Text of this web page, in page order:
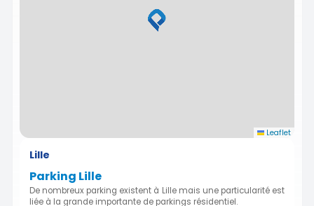
Leaflet
Lille
Parking Lille
De nombreux parking existent à Lille mais une particularité est
liée à la grande importante de parkings résidentiel.